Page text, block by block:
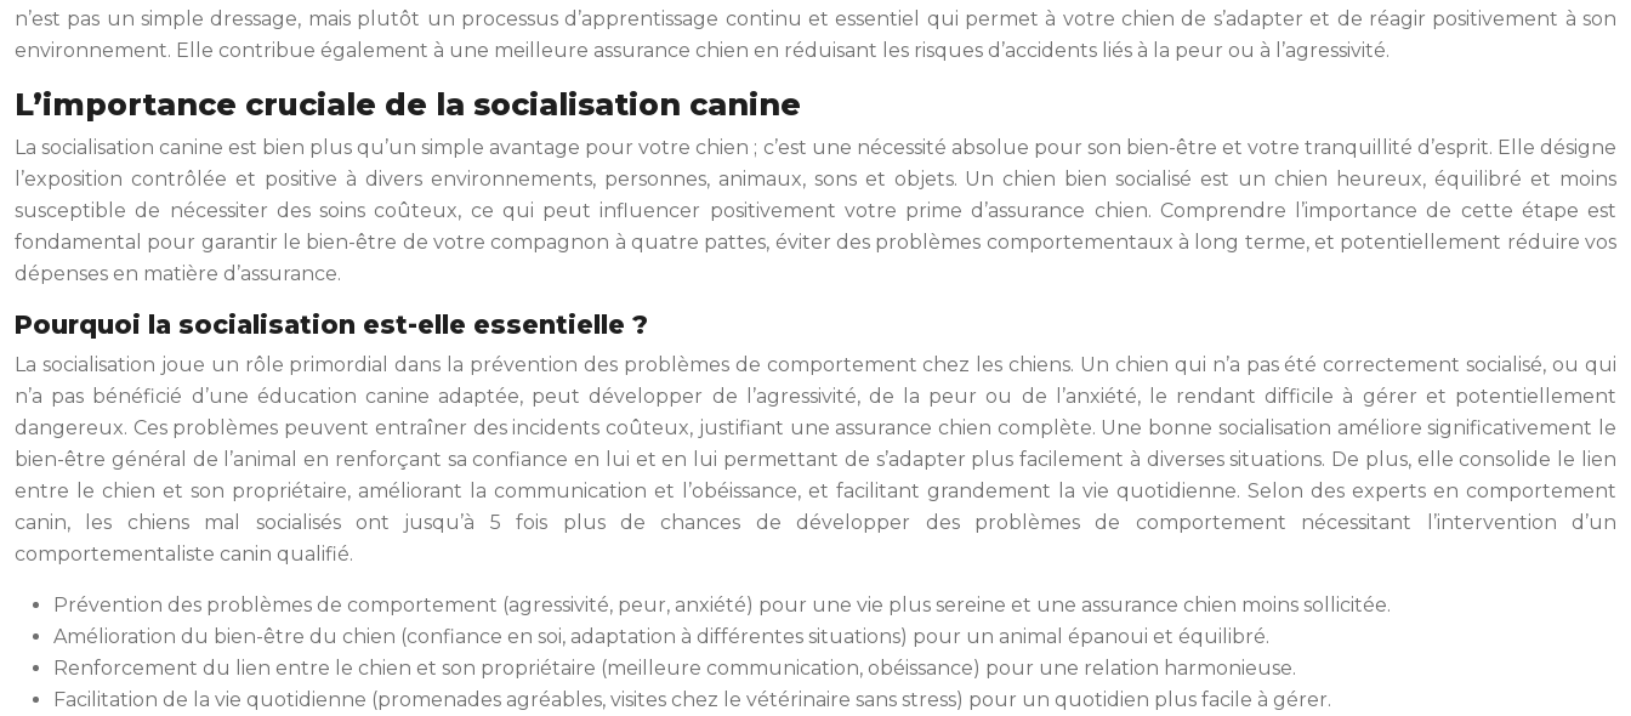
n’est pas un simple dressage, mais plutôt un processus d’apprentissage continu et essentiel qui permet à votre chien de s’adapter et de réagir positivement à son
environnement. Elle contribue également à une meilleure assurance chien en réduisant les risques d’accidents liés à la peur ou à l’agressivité.
L’importance cruciale de la socialisation canine
La socialisation canine est bien plus qu’un simple avantage pour votre chien ; c’est une nécessité absolue pour son bien-être et votre tranquillité d’esprit. Elle désigne
l’exposition contrôlée et positive à divers environnements, personnes, animaux, sons et objets. Un chien bien socialisé est un chien heureux, équilibré et moins
susceptible de nécessiter des soins coûteux, ce qui peut influencer positivement votre prime d’assurance chien. Comprendre l’importance de cette étape est
fondamental pour garantir le bien-être de votre compagnon à quatre pattes, éviter des problèmes comportementaux à long terme, et potentiellement réduire vos
dépenses en matière d’assurance.
Pourquoi la socialisation est-elle essentielle ?
La socialisation joue un rôle primordial dans la prévention des problèmes de comportement chez les chiens. Un chien qui n’a pas été correctement socialisé, ou qui
n’a pas bénéficié d’une éducation canine adaptée, peut développer de l’agressivité, de la peur ou de l’anxiété, le rendant difficile à gérer et potentiellement
dangereux. Ces problèmes peuvent entraîner des incidents coûteux, justifiant une assurance chien complète. Une bonne socialisation améliore significativement le
bien-être général de l’animal en renforçant sa confiance en lui et en lui permettant de s’adapter plus facilement à diverses situations. De plus, elle consolide le lien
entre le chien et son propriétaire, améliorant la communication et l’obéissance, et facilitant grandement la vie quotidienne. Selon des experts en comportement
canin, les chiens mal socialisés ont jusqu’à 5 fois plus de chances de développer des problèmes de comportement nécessitant l’intervention d’un
comportementaliste canin qualifié.
Prévention des problèmes de comportement (agressivité, peur, anxiété) pour une vie plus sereine et une assurance chien moins sollicitée.
Amélioration du bien-être du chien (confiance en soi, adaptation à différentes situations) pour un animal épanoui et équilibré.
Renforcement du lien entre le chien et son propriétaire (meilleure communication, obéissance) pour une relation harmonieuse.
Facilitation de la vie quotidienne (promenades agréables, visites chez le vétérinaire sans stress) pour un quotidien plus facile à gérer.